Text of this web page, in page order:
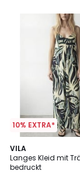
10% EXTRA*
VILA
Langes Kleid mit
bedruckt